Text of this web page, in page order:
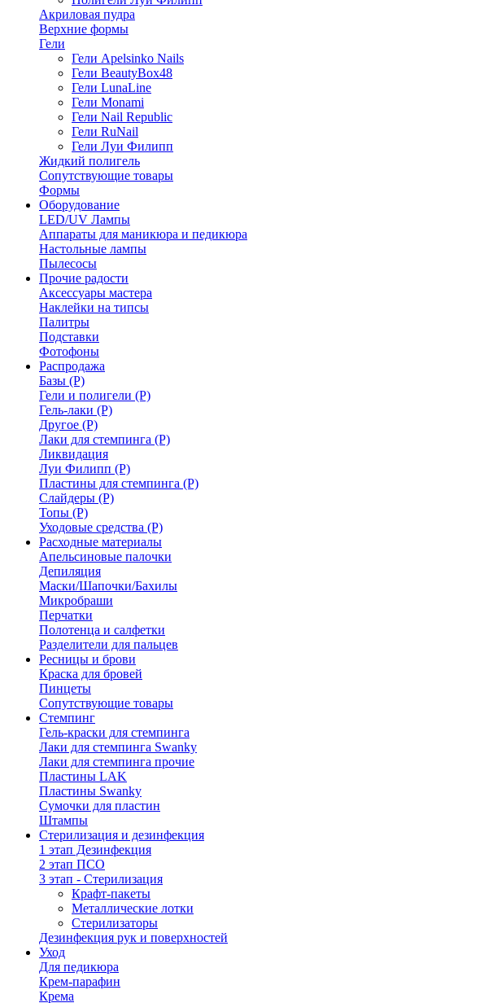
Акриловая пудра
Верхние формы
Гели
Гели Apelsinko Nails
Гели BeautyBox48
Гели LunaLine
Гели Monami
Гели Nail Republic
Гели RuNail
Гели Луи Филипп
Жидкий полигель
Сопутствующие товары
Формы
Оборудование
LED/UV Лампы
Аппараты для маникюра и педикюра
Настольные лампы
Пылесосы
Прочие радости
Аксессуары мастера
Наклейки на типсы
Палитры
Подставки
Фотофоны
Распродажа
Базы (Р)
Гели и полигели (Р)
Гель-лаки (Р)
Другое (Р)
Лаки для стемпинга (Р)
Ликвидация
Луи Филипп (Р)
Пластины для стемпинга (Р)
Слайдеры (Р)
Топы (Р)
Уходовые средства (Р)
Расходные материалы
Апельсиновые палочки
Депиляция
Маски/Шапочки/Бахилы
Микробраши
Перчатки
Полотенца и салфетки
Разделители для пальцев
Ресницы и брови
Краска для бровей
Пинцеты
Сопутствующие товары
Стемпинг
Гель-краски для стемпинга
Лаки для стемпинга Swanky
Лаки для стемпинга прочие
Пластины LAK
Пластины Swanky
Сумочки для пластин
Штампы
Стерилизация и дезинфекция
1 этап Дезинфекция
2 этап ПСО
3 этап - Стерилизация
Крафт-пакеты
Металлические лотки
Стерилизаторы
Дезинфекция рук и поверхностей
Уход
Для педикюра
Крем-парафин
Крема